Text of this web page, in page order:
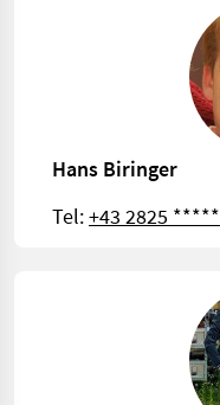
Hans Biringer
Tel:+43 2825 *****